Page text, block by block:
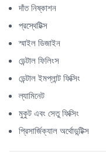
দাঁত নিষ্কাশন
প্রস্থেটিক্স
স্মাইল ডিজাইন
ডেন্টাল ফিলিংস
ডেন্টাল ইমপ্লান্ট ফিক্সিং
ল্যামিনেট
মুকুট এবং সেতু ফিক্সিং
প্রিসার্জিক্যাল অর্থোডন্টিক্স